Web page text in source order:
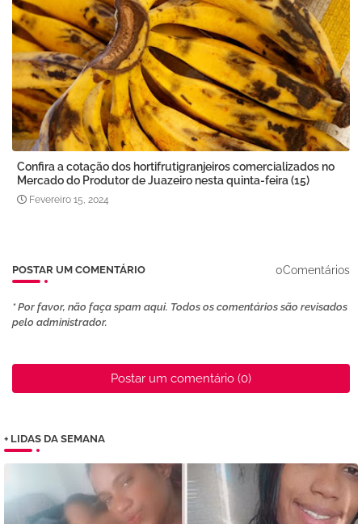
Confira a cotação dos hortifrutigranjeiros comercializados no
Mercado do Produtor de Juazeiro nesta quinta-feira (15)
Fevereiro 15, 2024
POSTAR UM COMENTÁRIO 0Comentários
* Por favor, não faça spam aqui. Todos os comentários são revisados ​​
pelo administrador.
Postar um comentário (0)
+ LIDAS DA SEMANA